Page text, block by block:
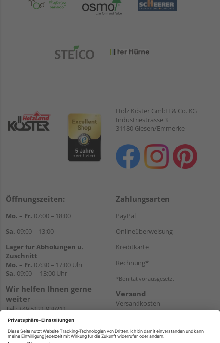
Holz Köster GmbH & Co. KG
Industriestrasse 3
31180 Giesen/Emmerke
Öffnungszeiten:
Mo. – Fr. 07:00 – 18:00
Sa. 09:00 – 13:00
Lager für Abholungen u.
Zuschnitt
Mo. – Fr. 07:30 – 17:00 Uhr
Sa. 09:00 – 13:00 Uhr
Wir helfen Ihnen gerne
weiter
Tel.:+49 5121 930211
E-Mail:holzlandshop@holzland-
Newsletter
Zahlungsarten
PayPal
Onlineüberweisung
Kreditkarte
Rechnung*
*Bonität vorausgesetzt
Versand
Versandkosten